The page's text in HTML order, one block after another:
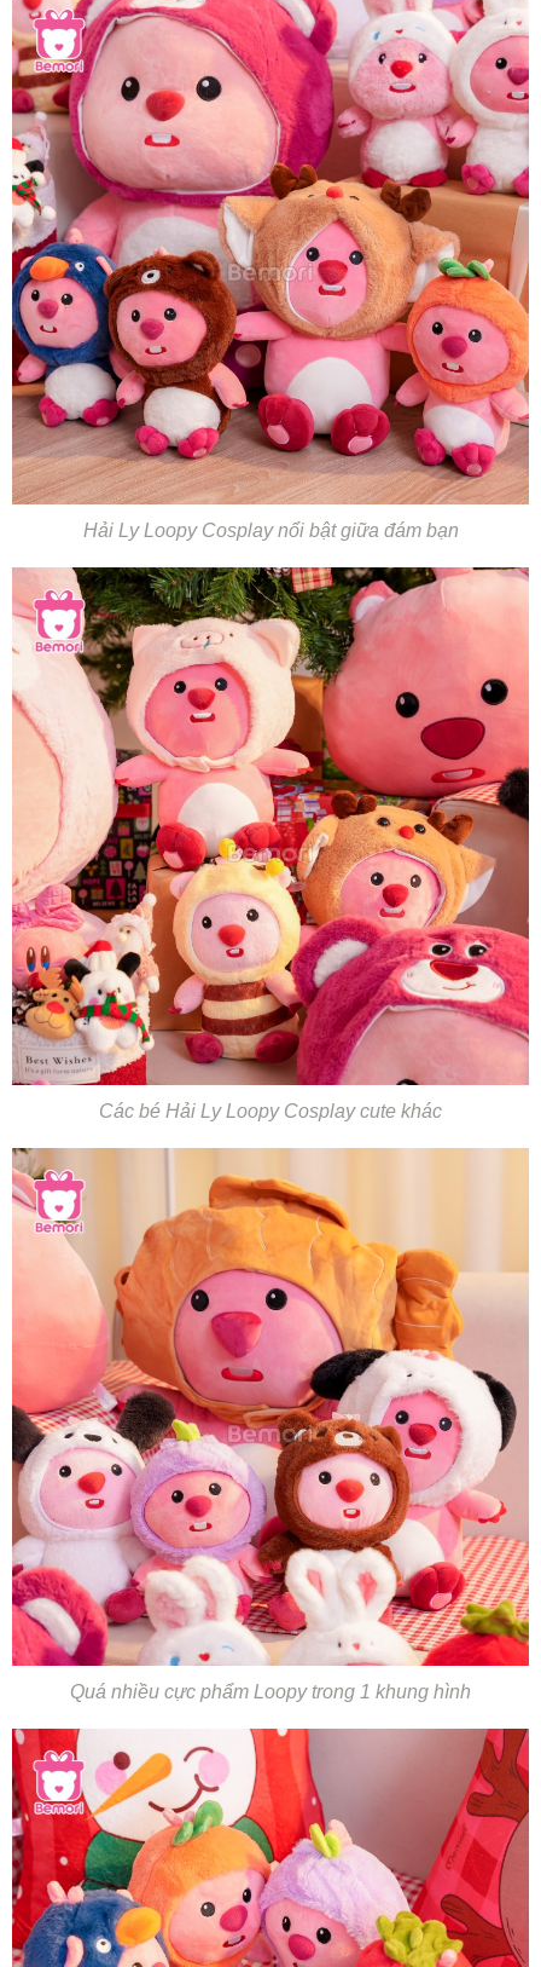
Hải Ly Loopy Cosplay nổi bật giữa đám bạn
Các bé Hải Ly Loopy Cosplay cute khác
Quá nhiều cực phẩm Loopy trong 1 khung hình